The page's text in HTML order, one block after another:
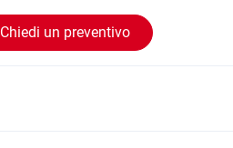
Chiedi un preventivo